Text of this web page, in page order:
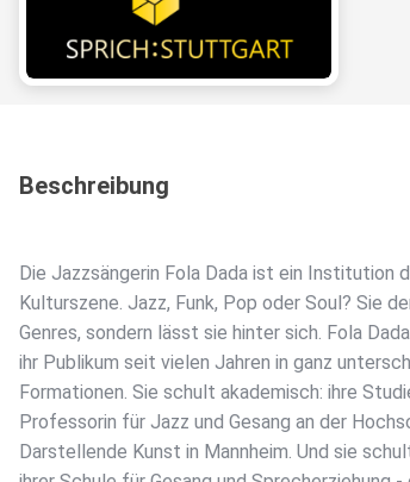
Beschreibung
Die Jazzsängerin Fola Dada ist ein Institution
Kulturszene. Jazz, Funk, Pop oder Soul? Sie
Genres, sondern lässt sie hinter sich. Fola
ihr Publikum seit vielen Jahren in ganz
Formationen. Sie schult akademisch: ihre
Professorin für Jazz und Gesang an der
Darstellende Kunst in Mannheim. Und sie